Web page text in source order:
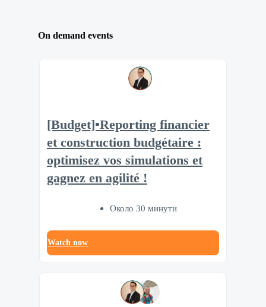
On demand events
[Budget]▪️Reporting financier
et construction budgétaire :
optimisez vos simulations et
gagnez en agilité !
Около 30 минути
Watch now